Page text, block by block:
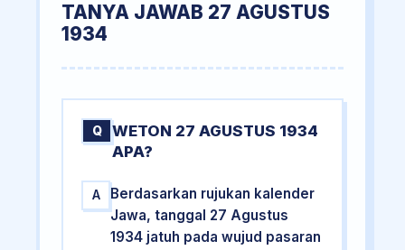
TANYA JAWAB 27 AGUSTUS
1934
Q
WETON 27 AGUSTUS 1934
APA?
A
Berdasarkan rujukan kalender
Jawa, tanggal 27 Agustus
1934 jatuh pada wujud pasaran